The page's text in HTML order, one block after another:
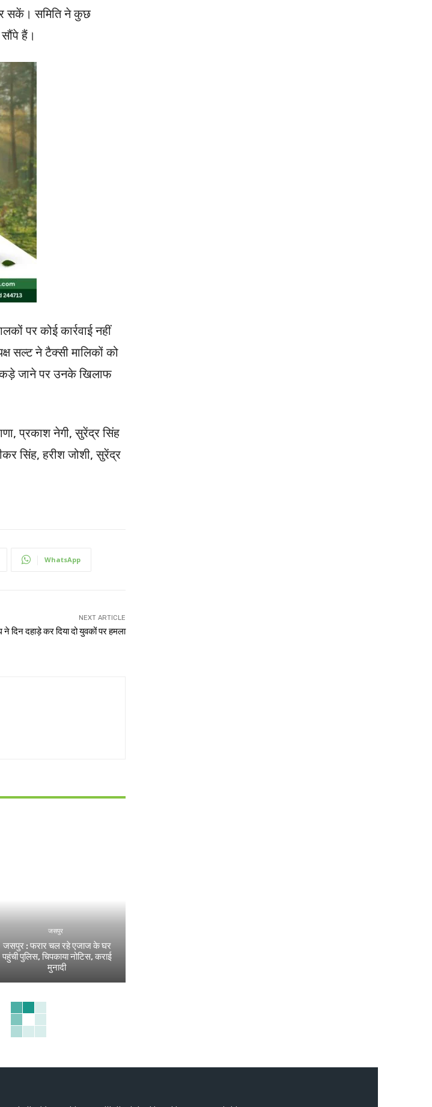
सकें। समिति ने कुछ
हैं।
पर कोई कार्रवाई नहीं
सल्ट ने टैक्सी मालिकों को
जाने पर उनके खिलाफ
प्रकाश नेगी, सुरेंद्र सिंह
सिंह, हरीश जोशी, सुरेंद्र
WhatsApp
NEXT ARTICLE
ने दिन दहाड़े कर दिया दो युवकों पर हमला
जसपुर
जसपुर : फरार चल रहे एजाज के घर
पहुंची पुलिस, चिपकाया नोटिस, कराई
मुनादी